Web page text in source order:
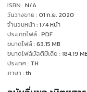
ISBN : N/A
วันวางขาย : 01 ก.ย. 2020
จำนวนหน้า : 174หน้า
ประเภทไฟล์: PDF
ขนาดไฟล์: 63.15 MB
ขนาดไฟล์มัลติมีเดีย : 184.19
ประเทศ: TH
ภาษา : th